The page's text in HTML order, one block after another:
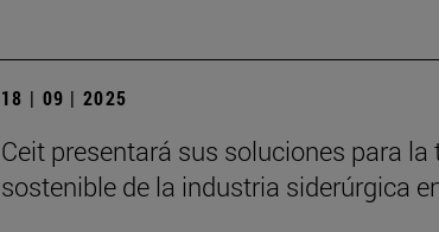
18 | 09 | 2025
Ceit presentará sus soluciones para
sostenible de la industria siderúrgica